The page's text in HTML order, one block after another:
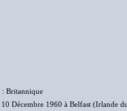
: Britannique
10 Décembre 1960 à Belfast (Irlande